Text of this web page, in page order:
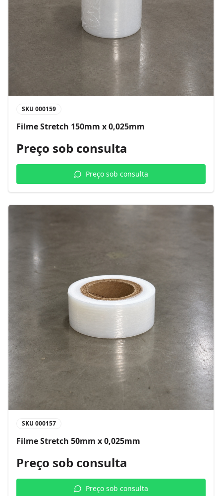
SKU 000159
Filme Stretch 150mm x 0,025mm
Preço sob consulta
Preço sob consulta
SKU 000157
Filme Stretch 50mm x 0,025mm
Preço sob consulta
Preço sob consulta